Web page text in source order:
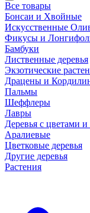
Все товары
Бонсаи и Хвойные
Искусственные
Фикусы и
Бамбуки
Лиственные деревья
Экзотические
Драцены и
Пальмы
Шеффлеры
Лавры
Деревья с цветами
Аралиевые
Цветковые деревья
Другие деревья
Растения